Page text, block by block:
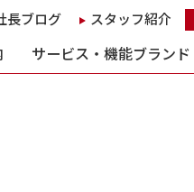
長ブログ スタッフ紹介
サービス・機能ブランド